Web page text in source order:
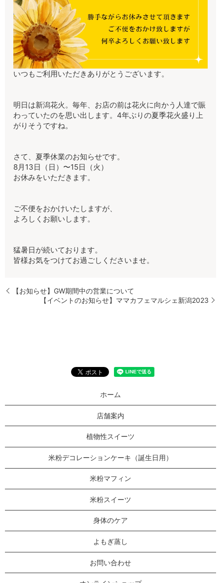
いつもご利用いただきありがとうございます。
明日は新潟花火。毎年、お店の前は花火に向かう人達で賑
わっていたのを思い出します。4年ぶりの夏季花火盛り上
がりそうですね。
さて、夏季休業のお知らせです。
8月13日（日）〜15日（火）
お休みをいただきます。
ご不便をおかけいたしますが、
よろしくお願いします。
猛暑日が続いております。
皆様お気をつけてお過ごしくださいませ。
【お知らせ】GW期間中の営業について
【イベントのお知らせ】ママカフェマルシェ新潟2023
ホーム
店舗案内
植物性スイーツ
米粉デコレーションケーキ（誕生日用）
米粉マフィン
米粉スイーツ
身体のケア
よもぎ蒸し
お問い合わせ